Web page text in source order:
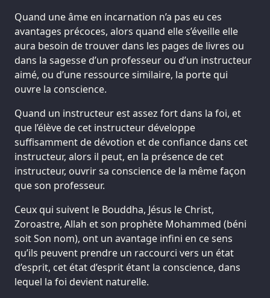
Quand une âme en incarnation n’a pas eu ces
avantages précoces, alors quand elle s’éveille elle
aura besoin de trouver dans les pages de livres ou
dans la sagesse d’un professeur ou d’un instructeur
aimé, ou d’une ressource similaire, la porte qui
ouvre la conscience.
Quand un instructeur est assez fort dans la foi, et
que l’élève de cet instructeur développe
suffisamment de dévotion et de confiance dans cet
instructeur, alors il peut, en la présence de cet
instructeur, ouvrir sa conscience de la même façon
que son professeur.
Ceux qui suivent le Bouddha, Jésus le Christ,
Zoroastre, Allah et son prophète Mohammed (béni
soit Son nom), ont un avantage infini en ce sens
qu’ils peuvent prendre un raccourci vers un état
d’esprit, cet état d’esprit étant la conscience, dans
lequel la foi devient naturelle.